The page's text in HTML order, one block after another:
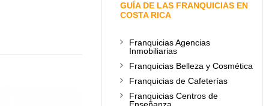
GUÍA DE LAS FRANQUICIAS EN
COSTA RICA
Franquicias Agencias
Inmobiliarias
Franquicias Belleza y Cosmética
Franquicias de Cafeterías
Franquicias Centros de